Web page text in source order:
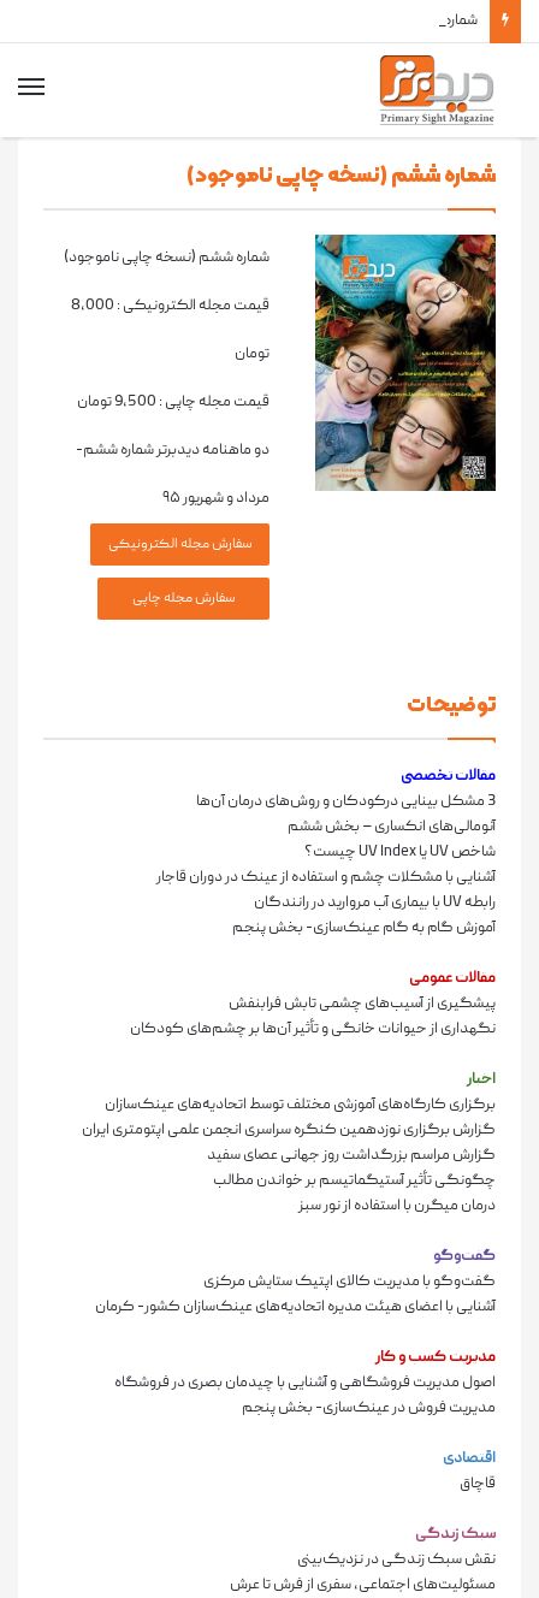
شماره 47 نشریه دید برتر منتشر شد
شماره ششم (نسخه چاپی ناموجود)
شماره ششم (نسخه چاپی ناموجود)
قیمت مجله الکترونیکی : 8,000
تومان
قیمت مجله چاپی : 9,500تومان
دو ماهنامه دیدبرتر شماره ششم-
مرداد و شهریور ۹۵
توضیحات
مقالات تخصصی
3 مشکل بینایی درکودکان و روش‌های درمان آن‌ها
آنومالی‌های انکساری – بخش ششم
شاخص UV یا UV Index چیست؟
آشنایی با مشکلات چشم و استفاده از عینک در دوران قاجار
رابطه UV با بیماری آب مروارید در رانندگان
آموزش گام به گام عینک‌سازی- بخش پنجم
مقالات عمومی
پیشگیری از آسیب‌های چشمی تابش فرابنفش
نگهداری از حیوانات خانگی و تأثیر آن‌ها بر چشم‌های کودکان
اخبار
برگزاری کارگاه‌های آموزشی مختلف توسط اتحادیه‌های عینک‌سازان
گزارش برگزاری نوزدهمین کنگره سراسری انجمن علمی اپتومتری ایران
گزارش مراسم بزرگداشت روز جهانی عصای سفید
چگونگی تأثیر آستیگماتیسم بر خواندن مطالب
درمان میگرن با استفاده از نور سبز
گفت‌وگو
گفت‌وگو با مدیریت کالای اپتیک ستایش مرکزی
آشنایی با اعضای هیئت مدیره اتحادیه‌های عینک‌سازان کشور- کرمان
مدیریت کسب و کار
اصول مدیریت فروشگاهی و آشنایی با چیدمان بصری در فروشگاه
مدیریت فروش در عینک‌سازی- بخش پنجم
اقتصادی
قاچاق
سبک زندگی
نقش سبک زندگی در نزدیک‌بینی
مسئولیت‌های اجتماعی، سفری از فرش تا عرش